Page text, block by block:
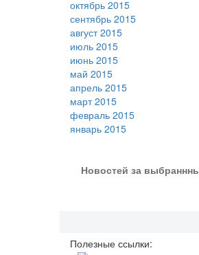
октябрь 2015
сентябрь 2015
август 2015
июль 2015
июнь 2015
май 2015
апрель 2015
март 2015
февраль 2015
январь 2015
Новостей за
Полезные ссылки: